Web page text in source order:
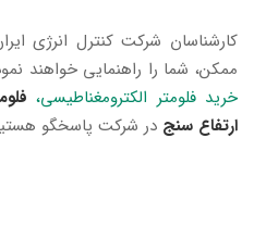
کارشناسان شرکت کنترل انرژی
ممکن، شما را راهنمایی خواهند
خرید فلومتر الکترومغناطیسی،
ارتفاع سنج در شرکت پاسخگو